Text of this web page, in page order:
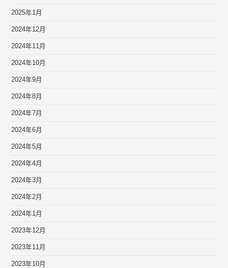
2025年1月
2024年12月
2024年11月
2024年10月
2024年9月
2024年8月
2024年7月
2024年6月
2024年5月
2024年4月
2024年3月
2024年2月
2024年1月
2023年12月
2023年11月
2023年10月